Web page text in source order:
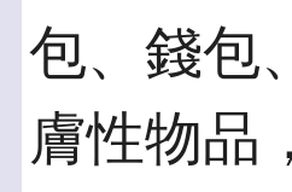
包、錢包
膚性物品